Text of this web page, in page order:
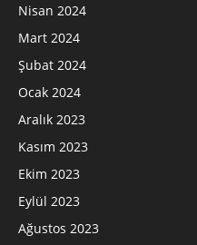
Nisan 2024
Mart 2024
Şubat 2024
Ocak 2024
Aralık 2023
Kasım 2023
Ekim 2023
Eylül 2023
Ağustos 2023